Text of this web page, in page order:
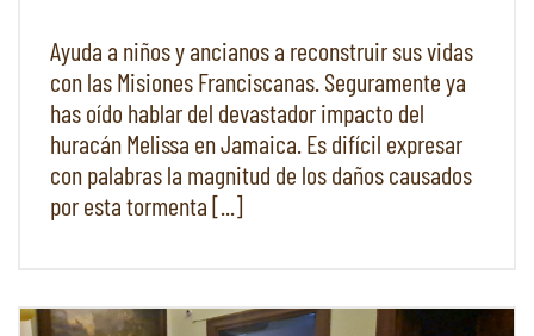
Ayuda a niños y ancianos a reconstruir sus vidas
con las Misiones Franciscanas. Seguramente ya
has oído hablar del devastador impacto del
huracán Melissa en Jamaica. Es difícil expresar
con palabras la magnitud de los daños causados
por esta tormenta [...]